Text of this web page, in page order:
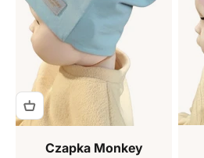
Czapka Monkey